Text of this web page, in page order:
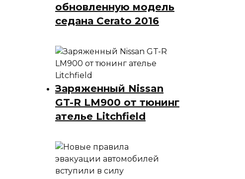
обновленную модель
седана Cerato 2016
Заряженный Nissan
GT-R LM900 от тюнинг
ателье Litchfield